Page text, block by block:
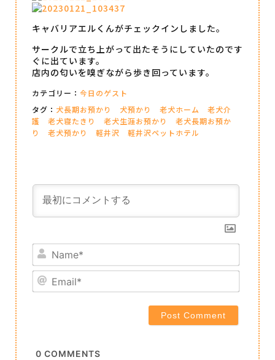
キャバリアエルくんがチェックインしました。
サークルで立ち上がって出たそうにしていたのです
ぐに出ています。
店内の匂いを嗅ぎながら歩き回っています。
カテゴリー： 今日のゲスト
タグ： 犬長期お預かり 犬預かり 老犬ホーム
老犬介
護
老犬寝たきり 老犬生涯お預かり
老犬長期お預か
り
老犬預かり 軽井沢 軽井沢ペットホテル
Name*
Email*
0 COMMENTS